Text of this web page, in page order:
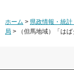
ホーム > 県政情報・統計
局 > （但馬地域）「は